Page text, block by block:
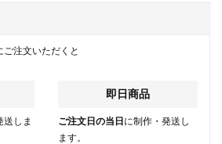
ご注文いただくと
送しま
即日商品
ご注文日の当日 に制作・発送し
ます。